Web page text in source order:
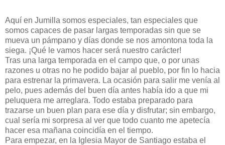
Aquí en Jumilla somos especiales, tan especiales que
somos capaces de pasar largas temporadas sin que se
mueva un pámpano y días donde se nos amontona toda la
siega. ¡Qué le vamos hacer será nuestro carácter!
Tras una larga temporada en el campo que, o por unas
razones u otras no he podido bajar al pueblo, por fin lo hacia
para estrenar la primavera. La ocasión para salir me venía al
pelo, pues además del buen día antes había ido a que mi
peluquera me arreglara. Todo estaba preparado para
trazarse un buen plan para ese día y disfrutar; sin embargo,
cual sería mi sorpresa al ver que todo cuanto me apetecía
hacer esa mañana coincidía en el tiempo.
Para empezar, en la Iglesia Mayor de Santiago estaba el